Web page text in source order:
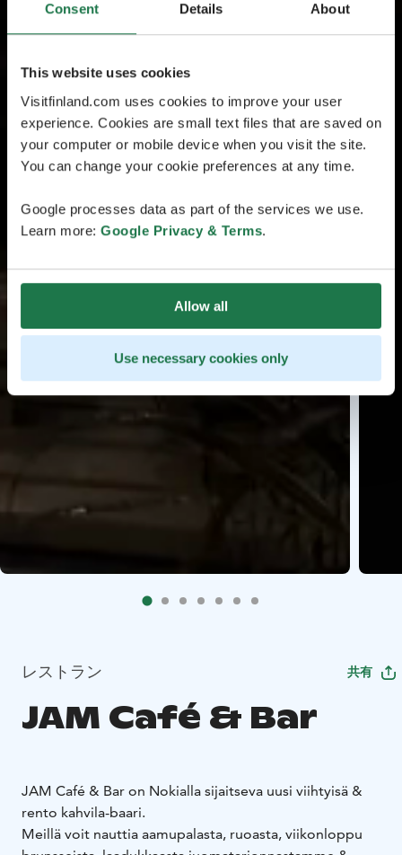
Consent Details About
This website uses cookies
Visitfinland.com uses cookies to improve your user
experience. Cookies are small text files that are saved on
your computer or mobile device when you visit the site.
You can change your cookie preferences at any time.
Google processes data as part of the services we use.
Learn more: Google Privacy & Terms.
Allow all
Use necessary cookies only
レストラン 共有
JAM Café & Bar
JAM Café & Bar on Nokialla sijaitseva uusi viihtyisä &
rento kahvila-baari.
Meillä voit nauttia aamupalasta, ruoasta, viikonloppu